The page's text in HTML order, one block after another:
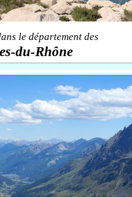
le département des
du-Rhône